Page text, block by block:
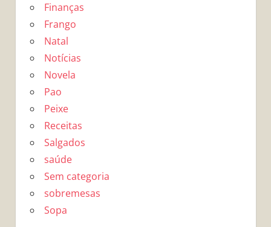
Finanças
Frango
Natal
Notícias
Novela
Pao
Peixe
Receitas
Salgados
saúde
Sem categoria
sobremesas
Sopa